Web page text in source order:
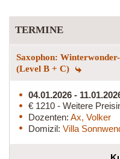
TERMINE
Saxophon:
(Level B + C)
04.01.2026 -
€ 1210 - Weitere
Dozenten: Ax, Volker
Domizil: Villa